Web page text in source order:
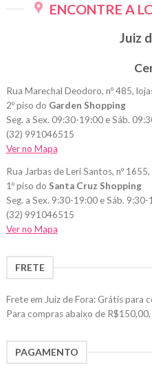
ENCONTRE A
Juiz
Rua Marechal Deodoro, nº 485,
2º piso do Garden Shopping
Seg. a Sex. 09:30-19:00 e Sáb.
(32) 991046515
Ver no Mapa
Rua Jarbas de Leri Santos, nº
1º piso do Santa Cruz Shopping
Seg. a Sex. 9:30-19:00 e Sáb. 9:30-
(32) 991046515
Ver no Mapa
FRETE
Frete em Juiz de Fora: Grátis para
Para compras abaixo de
PAGAMENTO